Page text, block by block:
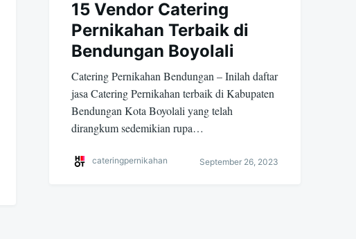
15 Vendor Catering
Pernikahan Terbaik di
Bendungan Boyolali
Catering Pernikahan Bendungan – Inilah daftar
jasa Catering Pernikahan terbaik di Kabupaten
Bendungan Kota Boyolali yang telah
dirangkum sedemikian rupa…
cateringpernikahan September 26, 2023